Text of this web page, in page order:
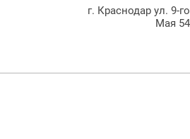
г. Краснодар ул. 9-го
Мая 54